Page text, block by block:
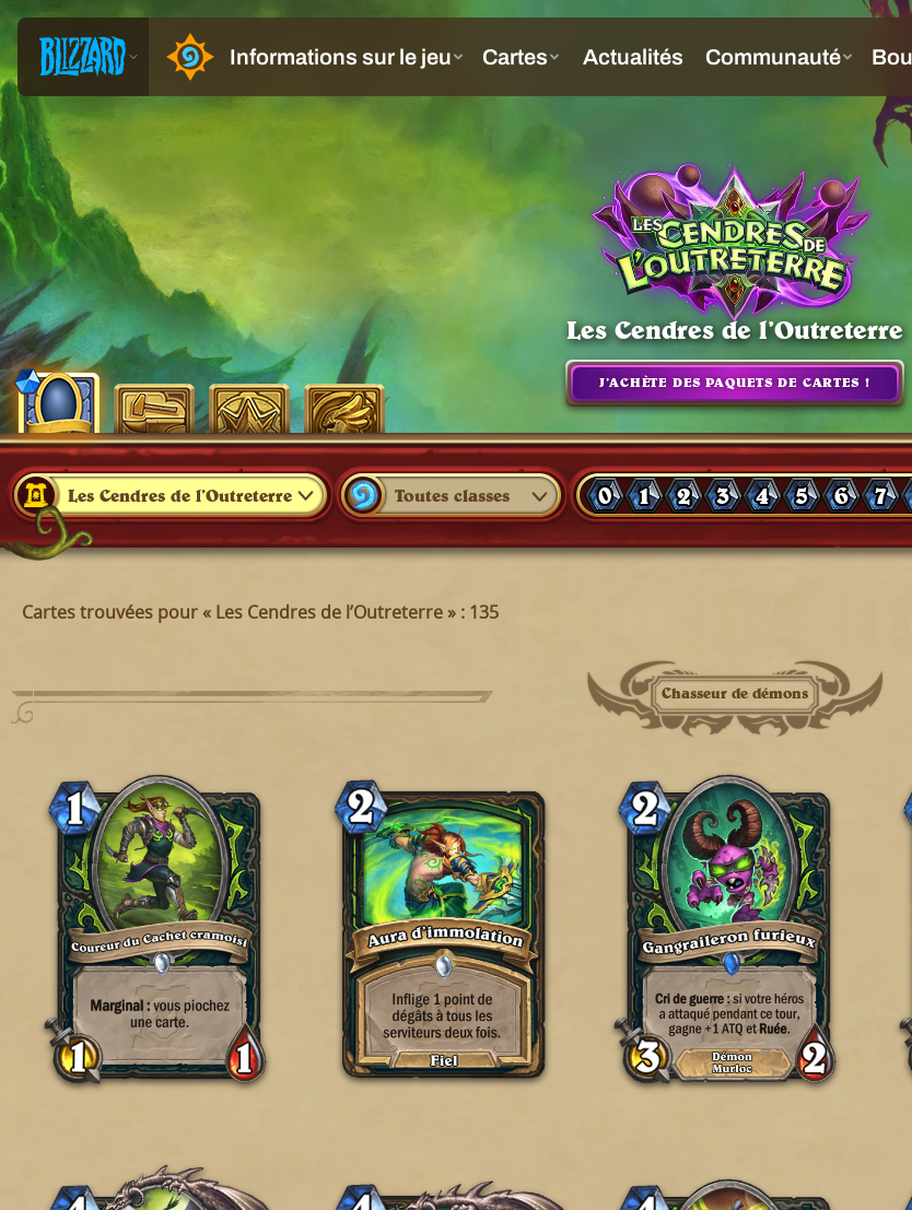
Les Cendres de l’Outreterre
J’ACHÈTE DES PAQUETS DE CARTES !
Les Cendres de l’Outreterre Toutes classes 0 1 2 3 4 5 6 7
Cartes trouvées pour « Les Cendres de l’Outreterre » : 135
Chasseur de démons